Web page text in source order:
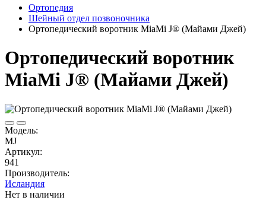
Ортопедия
Шейный отдел позвоночника
Ортопедический воротник MiaMi J® (Майами Джей)
Ортопедический воротник
MiaMi J® (Майами Джей)
Модель:
MJ
Артикул:
941
Производитель:
Исландия
Нет в наличии